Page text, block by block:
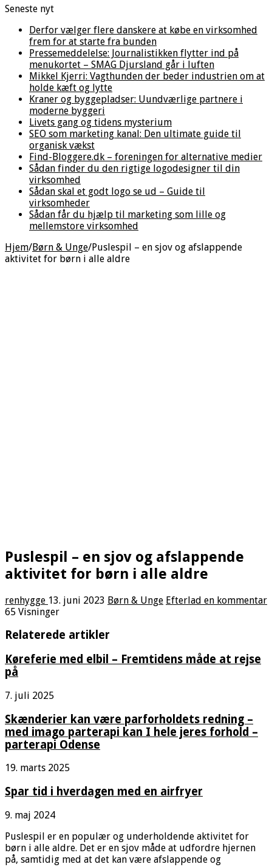
Seneste nyt
Derfor vælger flere danskere at købe en virksomhed
frem for at starte fra bunden
Pressemeddelelse: Journalistikken flytter ind på
menukortet – SMAG Djursland går i luften
Mikkel Kjerri: Vagthunden der beder industrien om at
holde kæft og lytte
Kraner og byggepladser: Uundværlige partnere i
moderne byggeri
Livets gang og tidens mysterium
SEO som marketing kanal: Den ultimate guide til
organisk vækst
Find-Bloggere.dk – foreningen for alternative medier
Sådan finder du den rigtige logodesigner til din
virksomhed
Sådan skal et godt logo se ud – Guide til
virksomheder
Sådan får du hjælp til marketing som lille og
mellemstore virksomhed
Hjem/Børn & Unge/Puslespil – en sjov og afslappende
aktivitet for børn i alle aldre
Puslespil – en sjov og afslappende
aktivitet for børn i alle aldre
renhygge 13. juni 2023 Børn & Unge Efterlad en kommentar
65 Visninger
Relaterede artikler
Køreferie med elbil – Fremtidens måde at rejse
på
7. juli 2025
Skænderier kan være parforholdets redning –
med imago parterapi kan I hele jeres forhold –
parterapi Odense
19. marts 2025
Spar tid i hverdagen med en airfryer
9. maj 2024
Puslespil er en populær og underholdende aktivitet for
børn i alle aldre. Det er en sjov måde at udfordre hjernen
på, samtidig med at det kan være afslappende og